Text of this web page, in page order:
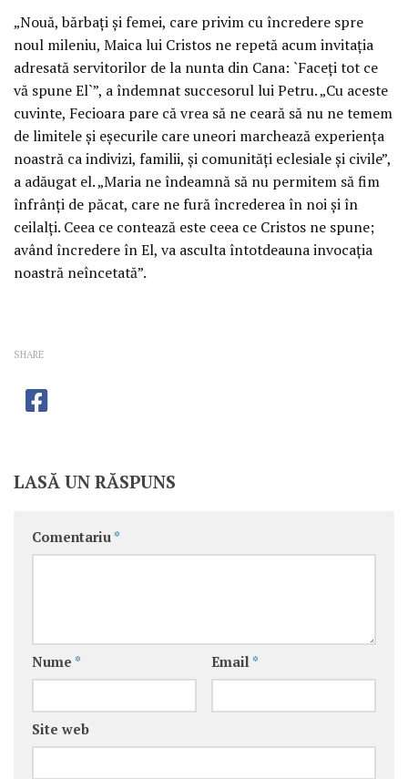
„Nouă, bărbaţi şi femei, care privim cu încredere spre
noul mileniu, Maica lui Cristos ne repetă acum invitaţia
adresată servitorilor de la nunta din Cana: `Faceţi tot ce
vă spune El`”, a îndemnat succesorul lui Petru. „Cu aceste
cuvinte, Fecioara pare că vrea să ne ceară să nu ne temem
de limitele şi eşecurile care uneori marchează experienţa
noastră ca indivizi, familii, şi comunităţi eclesiale şi civile”,
a adăugat el. „Maria ne îndeamnă să nu permitem să fim
înfrânţi de păcat, care ne fură încrederea în noi şi în
ceilalţi. Ceea ce contează este ceea ce Cristos ne spune;
având încredere în El, va asculta întotdeauna invocaţia
noastră neîncetată”.
SHARE
LASĂ UN RĂSPUNS
Comentariu *
Nume * Email *
Site web